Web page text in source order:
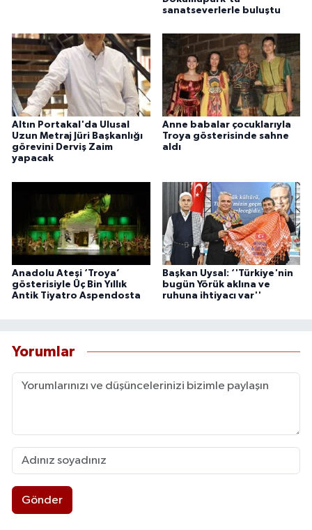
sanatseverlerle buluştu
Altın Portakal'da Ulusal
Uzun Metraj Jüri Başkanlığı
görevini Derviş Zaim
yapacak
Anne babalar çocuklarıyla
Troya gösterisinde sahne
aldı
Anadolu Ateşi ‘Troya’
gösterisiyle Üç Bin Yıllık
Antik Tiyatro Aspendosta
Başkan Uysal: ‘'Türkiye'nin
bugün Yörük aklına ve
ruhuna ihtiyacı var''
Yorumlar
Gönder